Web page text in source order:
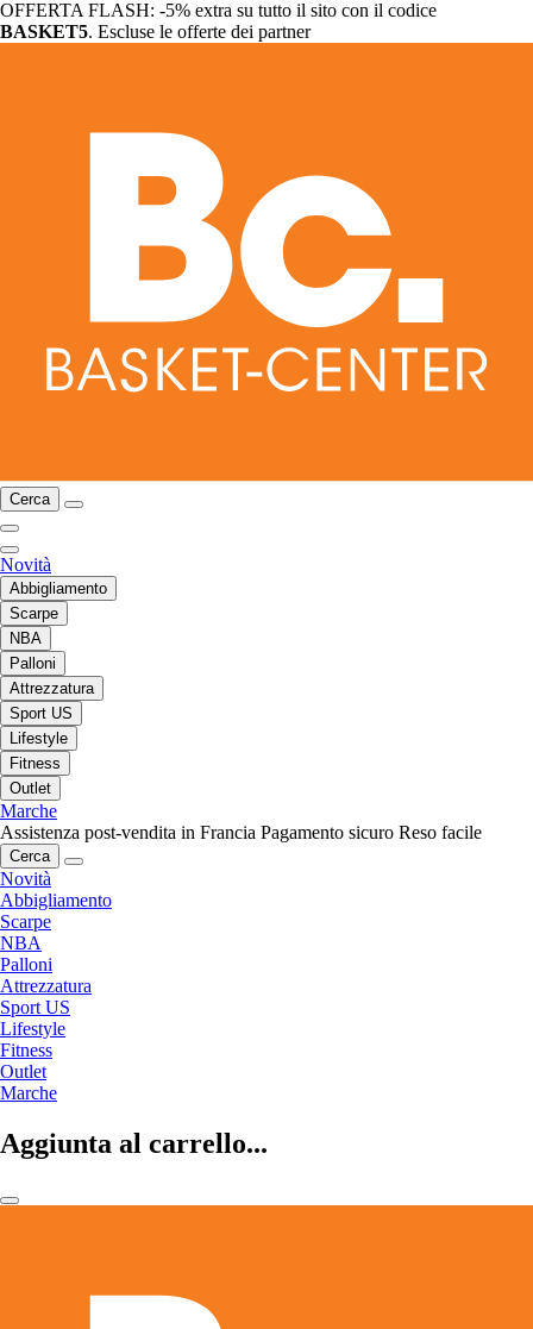
OFFERTA FLASH: -5% extra su tutto il sito con il codice
BASKET5. Escluse le offerte dei partner
Cerca
Novità
Abbigliamento
Scarpe
NBA
Palloni
Attrezzatura
Sport US
Lifestyle
Fitness
Outlet
Marche
Assistenza post-vendita in Francia Pagamento sicuro Reso facile
Cerca
Novità
Abbigliamento
Scarpe
NBA
Palloni
Attrezzatura
Sport US
Lifestyle
Fitness
Outlet
Marche
Aggiunta al carrello...